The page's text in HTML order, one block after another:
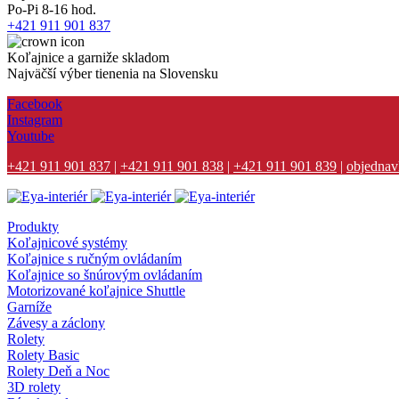
Po-Pi 8-16 hod.
+421 911 901 837
Koľajnice a garniže skladom
Najväčší výber tienenia na Slovensku
Facebook
Instagram
Youtube
+421 911 901 837 | +421 911 901 838 | +421 911 901 839 |
Produkty
Koľajnicové systémy
Koľajnice s ručným ovládaním
Koľajnice so šnúrovým ovládaním
Motorizované koľajnice Shuttle
Garníže
Závesy a záclony
Rolety
Rolety Basic
Rolety Deň a Noc
3D rolety